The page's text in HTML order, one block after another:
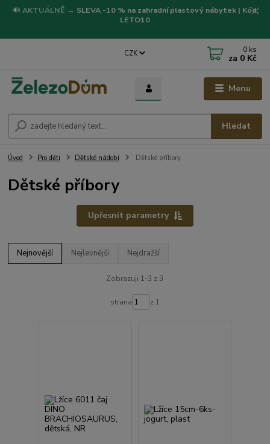
🔊 AKTUÁLNĚ → SLEVA -10 % na zahradní plastový nábytek | Kód:
LETO10
Menu
CZK
Hledat
0 ks
za 0 Kč
Úvod Pro děti Dětské nádobí Dětské příbory
Dětské příbory
Upřesnit parametry
Nejnovější Nejlevnější Nejdražší
Zobrazuji 1-3 z 3
strana z 1